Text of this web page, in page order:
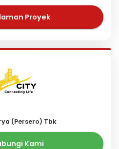
Proyek
(Persero) Tbk
Kami